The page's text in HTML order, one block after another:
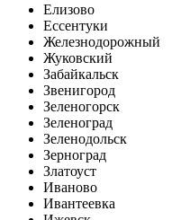
Елизово
Ессентуки
Железнодорожный
Жуковский
Забайкальск
Звенигород
Зеленогорск
Зеленоград
Зеленодольск
Зерноград
Златоуст
Иваново
Ивантеевка